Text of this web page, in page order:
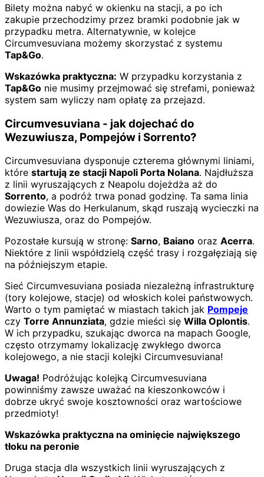
Bilety można nabyć w okienku na stacji, a po ich
zakupie przechodzimy przez bramki podobnie jak w
przypadku metra. Alternatywnie, w kolejce
Circumvesuviana możemy skorzystać z systemu
Tap&Go.
Wskazówka praktyczna: W przypadku korzystania z
Tap&Go nie musimy przejmować się strefami, ponieważ
system sam wyliczy nam opłatę za przejazd.
Circumvesuviana - jak dojechać do
Wezuwiusza, Pompejów i Sorrento?
Circumvesuviana dysponuje czterema głównymi liniami,
które startują ze stacji Napoli Porta Nolana. Najdłuższa
z linii wyruszających z Neapolu dojeżdża aż do
Sorrento, a podróż trwa ponad godzinę. Ta sama linia
dowiezie Was do Herkulanum, skąd ruszają wycieczki na
Wezuwiusza, oraz do Pompejów.
Pozostałe kursują w stronę: Sarno, Baiano oraz Acerra.
Niektóre z linii współdzielą część trasy i rozgałęziają się
na późniejszym etapie.
Sieć Circumvesuviana posiada niezależną infrastrukturę
(tory kolejowe, stacje) od włoskich kolei państwowych.
Warto o tym pamiętać w miastach takich jak Pompeje
czy Torre Annunziata, gdzie mieści się Willa Oplontis.
W ich przypadku, szukając dworca na mapach Google,
często otrzymamy lokalizację zwykłego dworca
kolejowego, a nie stacji kolejki Circumvesuviana!
Uwaga! Podróżując kolejką Circumvesuviana
powinniśmy zawsze uważać na kieszonkowców i
dobrze ukryć swoje kosztowności oraz wartościowe
przedmioty!
Wskazówka praktyczna na ominięcie największego
tłoku na peronie
Druga stacja dla wszystkich linii wyruszających z